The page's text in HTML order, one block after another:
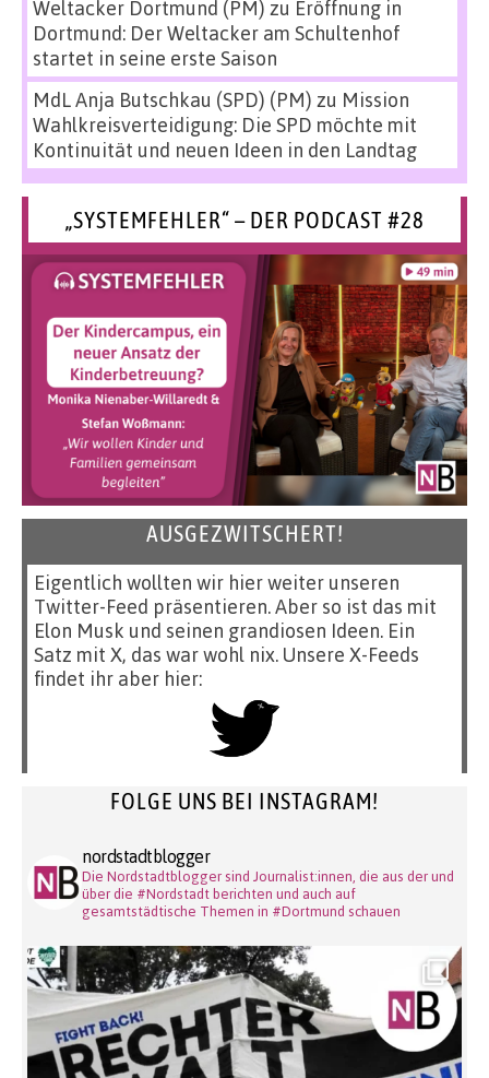
Weltacker Dortmund (PM) zu Eröffnung in
Dortmund: Der Weltacker am Schultenhof
startet in seine erste Saison
MdL Anja Butschkau (SPD) (PM) zu Mission
Wahlkreisverteidigung: Die SPD möchte mit
Kontinuität und neuen Ideen in den Landtag
„SYSTEMFEHLER“ – DER PODCAST #28
AUSGEZWITSCHERT!
Eigentlich wollten wir hier weiter unseren
Twitter-Feed präsentieren. Aber so ist das mit
Elon Musk und seinen grandiosen Ideen. Ein
Satz mit X, das war wohl nix. Unsere X-Feeds
findet ihr aber hier:
FOLGE UNS BEI INSTAGRAM!
nordstadtblogger
Die Nordstadtblogger sind Journalist:innen, die aus der und
über die #Nordstadt berichten und auch auf
gesamtstädtische Themen in #Dortmund schauen